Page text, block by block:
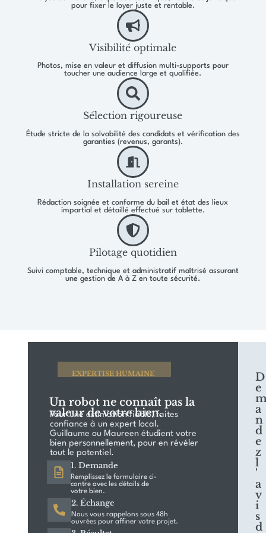
pour fixer le loyer juste et rentable.
Visibilité optimale
Photos, mise en valeur et diffusion multi-supports pour
toucher une audience large et qualifiée.
Sélection rigoureuse
Étude stricte de la solvabilité des candidats et vérification des
garanties (revenus, garants).
Installation sereine
Rédaction soignée et conforme du bail et état des lieux
impartial et détaillé effectué sur tablette.
Pilotage quotidien
Suivi comptable, technique et administratif maîtrisé assurant
une gestion de A à Z en toute sécurité.
EXPERTISE HUMAINE
Un robot ne connaît pas la
valeur de votre bien.
Pour une estimation fiable, faites
confiance à un expert local.
Guillaume ou Maureen étudient votre
bien personnellement, pour en révéler
tout le potentiel.
1. Demande
Remplissez le formulaire ci-
contre avec les détails de
votre bien.
2. Échange
Nous vous rappelons sous 48h
ouvrées pour affiner votre projet.
D
e
a
n
d
e
z
l
'
a
v
i
s
d